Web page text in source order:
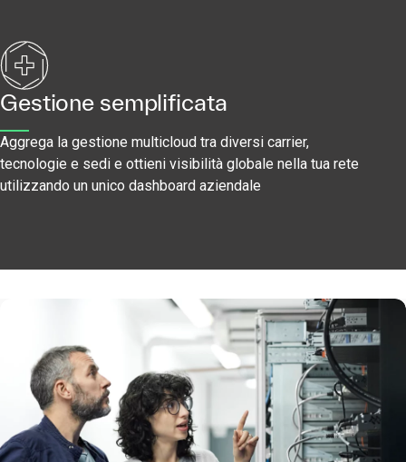
Gestione semplificata
Aggrega la gestione multicloud tra diversi carrier,
tecnologie e sedi e ottieni visibilità globale nella tua rete
utilizzando un unico dashboard aziendale